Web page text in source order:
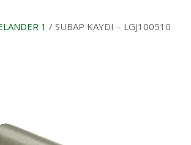
1 / SUBAP KAYDI – LGJ100510